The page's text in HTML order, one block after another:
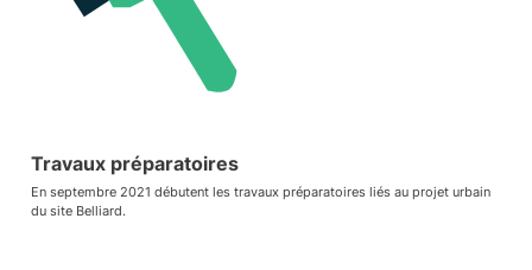
Travaux préparatoires
En septembre 2021 débutent les travaux préparatoires liés au projet urbain
du site Belliard.